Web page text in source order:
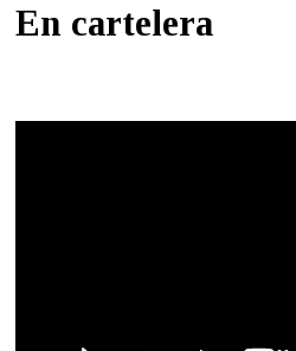
En cartelera